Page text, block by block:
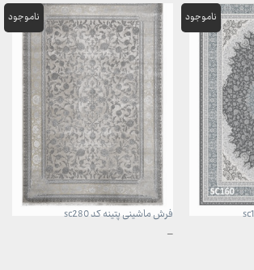
فرش ماشینی پتینه کد sc280
–محدوده